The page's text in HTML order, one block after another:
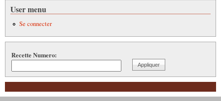
User menu
Se connecter
Recette Numero: